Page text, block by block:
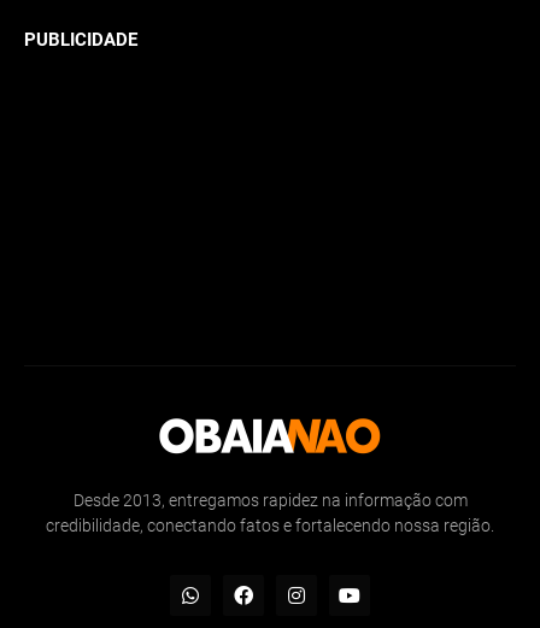
PUBLICIDADE
Desde 2013, entregamos rapidez na informação com
credibilidade, conectando fatos e fortalecendo nossa região.